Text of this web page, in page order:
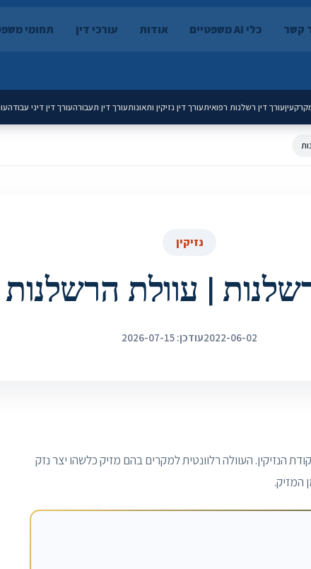
קשר כלי AI משפטיים אודות עורכי דין תחומי
עורך דין רשלנות רפואיתעורך דין נזיקין ותאונותעורך דין תעבורהעורך דין דיני עבודה
נזיקין
| עוולת הרשלנות
2022-06-02עודכן: 2026-07-15
נזיקית, המופיעה בסעיף 35 לפקודת הנזיקין. העוולה רלוונטית למקרים בהם מזיק כלשהו יצר נזק
המזיק.